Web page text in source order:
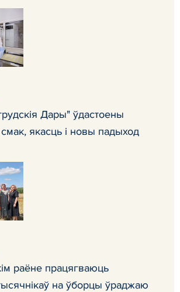
Дары" ўдастоены
якасць і новы падыход
раёне працягваюць
на ўборцы ўраджаю